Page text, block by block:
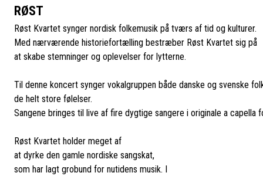
RØST
Røst Kvartet synger nordisk folkemusik på tværs af tid og kulturer.
Med nærværende historiefortælling bestræber Røst Kvartet sig på
at skabe stemninger og oplevelser for lytterne.
Til denne koncert synger vokalgruppen både danske og svenske
de helt store følelser.
Sangene bringes til live af fire dygtige sangere i originale a capella
Røst Kvartet holder meget af
at dyrke den gamle nordiske sangskat,
som har lagt grobund for nutidens musik. I